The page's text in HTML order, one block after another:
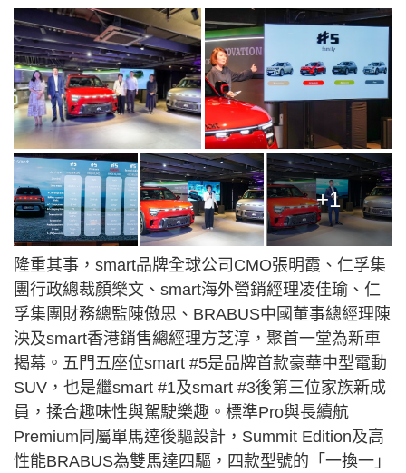
+1
隆重其事，smart品牌全球公司CMO張明霞、仁孚集
團行政總裁顏樂文、smart海外營銷經理凌佳瑜、仁
孚集團財務總監陳傲思、BRABUS中國董事總經理陳
泱及smart香港銷售總經理方芝淳，聚首一堂為新車
揭幕。五門五座位smart #5是品牌首款豪華中型電動
SUV，也是繼smart #1及smart #3後第三位家族新成
員，揉合趣味性與駕駛樂趣。標準Pro與長續航
Premium同屬單馬達後驅設計，Summit Edition及高
性能BRABUS為雙馬達四驅，四款型號的「一換一」